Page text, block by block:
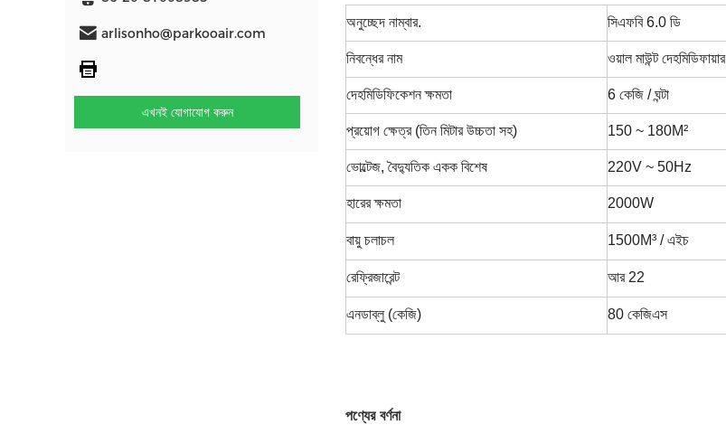
arlisonho@parkooair.com
এখনই যোগাযোগ করুন
অনুচ্ছেদ নাম্বার. সিএফবি 6.0 ডি
নিবন্ধের নাম ওয়াল মাউন্ট দেহমিডিফায়ার
দেহমিডিফিকেশন ক্ষমতা 6 কেজি / ঘন্টা
প্রয়োগ ক্ষেত্র (তিন মিটার উচ্চতা সহ) 150 ~ 180M²
ভোল্টেজ, বৈদ্যুতিক একক বিশেষ 220V ~ 50Hz
হারের ক্ষমতা 2000W
বায়ু চলাচল 1500M³ / এইচ
রেফ্রিজারেন্ট আর 22
এনডাব্লু (কেজি) 80 কেজিএস
পণ্যের বর্ণনা